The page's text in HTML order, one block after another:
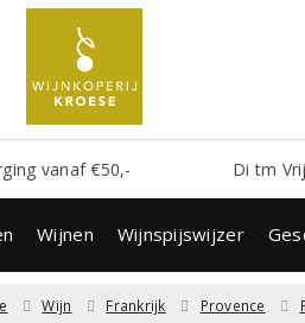
vanaf €50,- Di tm
Wijnen Wijnspijswijzer
Wijn Frankrijk Provence